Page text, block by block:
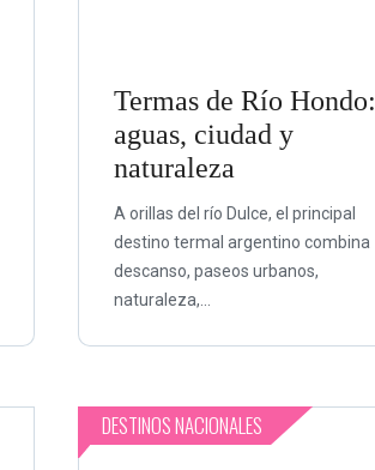
Termas de Río Hondo:
aguas, ciudad y
naturaleza
A orillas del río Dulce, el principal
destino termal argentino combina
descanso, paseos urbanos,
naturaleza,...
DESTINOS NACIONALES